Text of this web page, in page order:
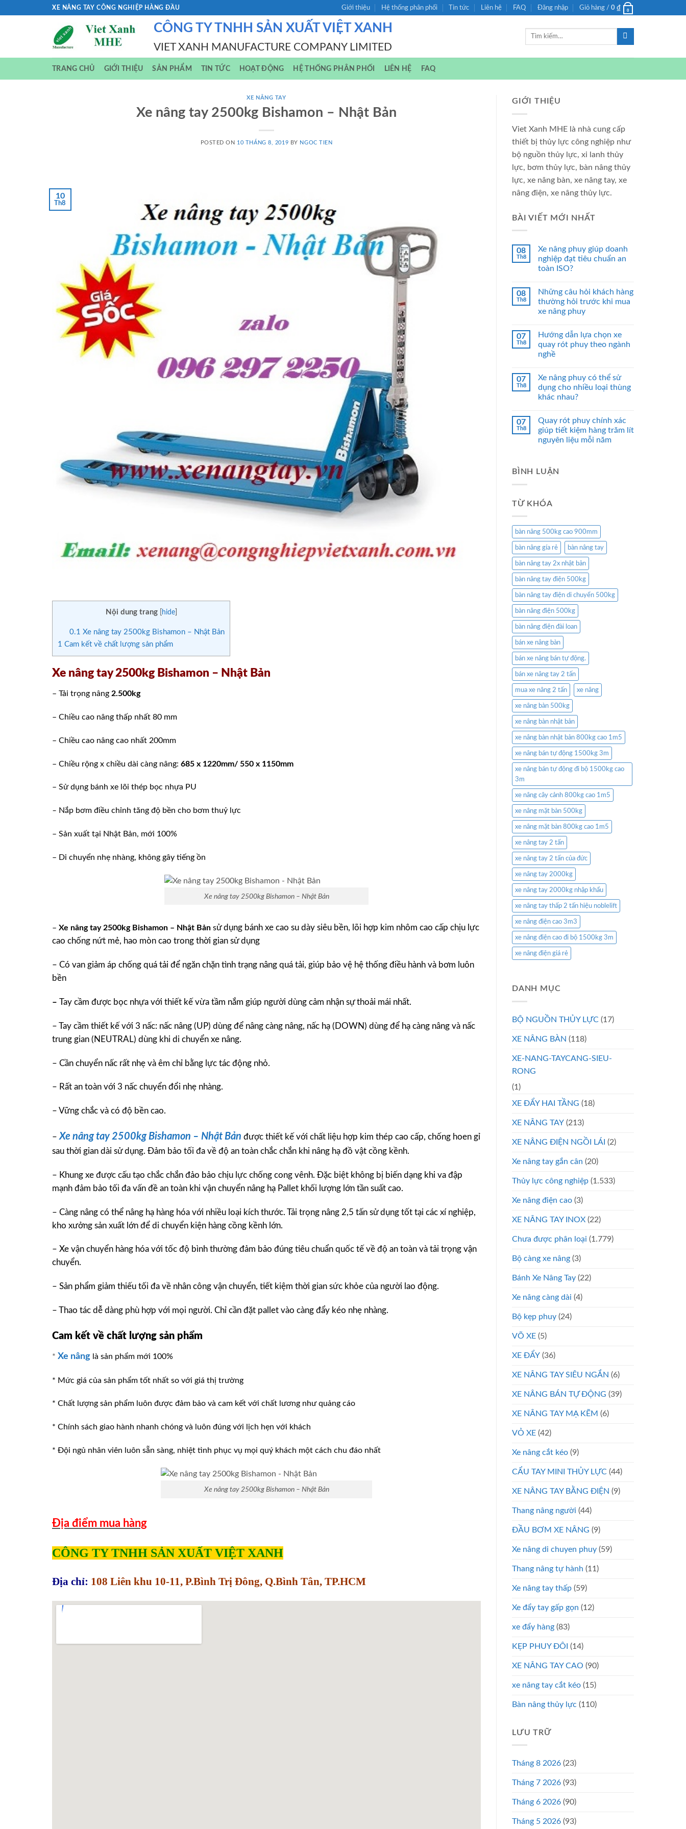
XE NÂNG TAY CÔNG NGHIỆP HÀNG ĐẦU Giới thiệu Hệ thống phân phối Tin tức Liên hệ FAQ Đăng nhập Giỏ hàng / 0 ₫ 0
CÔNG TY TNHH SẢN XUẤT VIỆT XANH
VIET XANH MANUFACTURE COMPANY LIMITED
Tìm
TRANG CHỦ GIỚI THIỆU SẢN PHẨM TIN TỨC HOẠT ĐỘNG HỆ THỐNG PHÂN PHỐI LIÊN HỆ FAQ
XE NÂNG TAY
Xe nâng tay 2500kg Bishamon – Nhật Bản
POSTED ON 10 THÁNG 8, 2019 BY NGOC TIEN
10
Th8
Nội dung trang hide]
0.1 Xe nâng tay 2500kg Bishamon – Nhật Bản
1 Cam kết về chất lượng sản phẩm
Xe nâng tay 2500kg Bishamon – Nhật Bản
– Tải trọng nâng 2.500kg
– Chiều cao nâng thấp nhất 80 mm
– Chiều cao nâng cao nhất 200mm
– Chiều rộng x chiều dài càng nâng: 685 x 1220mm/ 550 x 1150mm
– Sử dụng bánh xe lõi thép bọc nhựa PU
– Nắp bơm điều chỉnh tăng độ bền cho bơm thuỷ lực
– Sản xuất tại Nhật Bản, mới 100%
– Di chuyển nhẹ nhàng, không gây tiếng ồn
Xe nâng tay 2500kg Bishamon – Nhật Bản
– Xe nâng tay 2500kg Bishamon – Nhật Bản sử dụng bánh xe cao su dày siêu bền, lõi hợp kim nhôm cao cấp chịu lực
cao chống nứt mẻ, hao mòn cao trong thời gian sử dụng
– Có van giảm áp chống quá tải để ngăn chặn tình trạng nâng quá tải, giúp bảo vệ hệ thống điều hành và bơm luôn
bền
– Tay cầm được bọc nhựa với thiết kế vừa tầm nắm giúp người dùng cảm nhận sự thoải mái nhất.
– Tay cầm thiết kế với 3 nấc: nấc nâng (UP) dùng để nâng càng nâng, nấc hạ (DOWN) dùng để hạ càng nâng và nấc
trung gian (NEUTRAL) dùng khi di chuyển xe nâng.
– Cần chuyển nấc rất nhẹ và êm chỉ bằng lực tác động nhỏ.
– Rất an toàn với 3 nấc chuyển đổi nhẹ nhàng.
– Vững chắc và có độ bền cao.
– Xe nâng tay 2500kg Bishamon – Nhật Bản được thiết kế với chất liệu hợp kim thép cao cấp, chống hoen gỉ
sau thời gian dài sử dụng. Đảm bảo tối đa về độ an toàn chắc chắn khi nâng hạ đồ vật cồng kềnh.
– Khung xe được cấu tạo chắc chắn đảo bảo chịu lực chống cong vênh. Đặc biệt không bị biến dạng khi va đập
mạnh đảm bảo tối đa vấn đề an toàn khi vận chuyển nâng hạ Pallet khối lượng lớn tần suất cao.
– Càng nâng có thể nâng hạ hàng hóa với nhiều loại kích thước. Tải trọng nâng 2,5 tấn sử dụng tốt tại các xí nghiệp,
kho xưởng sản xuất lớn để di chuyển kiện hàng cồng kềnh lớn.
– Xe vận chuyển hàng hóa với tốc độ bình thường đảm bảo đúng tiêu chuẩn quốc tế về độ an toàn và tải trọng vận
chuyển.
– Sản phẩm giảm thiếu tối đa về nhân công vận chuyển, tiết kiệm thời gian sức khỏe của người lao động.
– Thao tác dễ dàng phù hợp với mọi người. Chỉ cần đặt pallet vào càng đẩy kéo nhẹ nhàng.
Cam kết về chất lượng sản phẩm
* Xe nâng là sản phẩm mới 100%
* Mức giá của sản phẩm tốt nhất so với giá thị trường
* Chất lượng sản phẩm luôn được đảm bảo và cam kết với chất lương như quảng cáo
* Chính sách giao hành nhanh chóng và luôn đúng với lịch hẹn với khách
* Đội ngủ nhân viên luôn sẵn sàng, nhiệt tình phục vụ mọi quý khách một cách chu đáo nhất
Xe nâng tay 2500kg Bishamon – Nhật Bản
Địa điểm mua hàng
CÔNG TY TNHH SẢN XUẤT VIỆT XANH
Địa chỉ: 108 Liên khu 10-11, P.Bình Trị Đông, Q.Bình Tân, TP.HCM
GIỚI THIỆU
Viet Xanh MHE là nhà cung cấp
thiết bị thủy lực công nghiệp như
bộ nguồn thủy lực, xi lanh thủy
lực, bơm thủy lực, bàn nâng thủy
lực, xe nâng bàn, xe nâng tay, xe
nâng điện, xe nâng thủy lực.
BÀI VIẾT MỚI NHẤT
08
Th8
Xe nâng phuy giúp doanh
nghiệp đạt tiêu chuẩn an
toàn ISO?
08
Th8
Những câu hỏi khách hàng
thường hỏi trước khi mua
xe nâng phuy
07
Th8
Hướng dẫn lựa chọn xe
quay rót phuy theo ngành
nghề
07
Th8
Xe nâng phuy có thể sử
dụng cho nhiều loại thùng
khác nhau?
07
Th8
Quay rót phuy chính xác
giúp tiết kiệm hàng trăm lít
nguyên liệu mỗi năm
BÌNH LUẬN
TỪ KHÓA
bàn nâng 500kg cao 900mm
bàn nâng gía rẻ bàn nâng tay
bàn nâng tay 2x nhật bản
bàn nâng tay điện 500kg
bàn nâng tay điện di chuyển 500kg
bàn nâng điện 500kg
bàn nâng điện đài loan
bán xe nâng bàn
bán xe nâng bán tự động.
bán xe nâng tay 2 tấn
mua xe nâng 2 tấn xe nâng
xe nâng bàn 500kg
xe nâng bàn nhật bản
xe nâng bàn nhật bản 800kg cao 1m5
xe nâng bán tự động 1500kg 3m
xe nâng bán tự động đi bộ 1500kg cao
3m
xe nâng cây cảnh 800kg cao 1m5
xe nâng mặt bàn 500kg
xe nâng mặt bàn 800kg cao 1m5
xe nâng tay 2 tấn
xe nâng tay 2 tấn của đức
xe nâng tay 2000kg
xe nâng tay 2000kg nhập khẩu
xe nâng tay thấp 2 tấn hiệu noblelift
xe nâng điện cao 3m3
xe nâng điện cao đi bộ 1500kg 3m
xe nâng điện giá rẻ
DANH MỤC
BỘ NGUỒN THỦY LỰC (17)
XE NÂNG BÀN (118)
XE-NANG-TAYCANG-SIEU-
RONG
(1)
XE ĐẨY HAI TẦNG (18)
XE NÂNG TAY (213)
XE NÂNG ĐIỆN NGỒI LÁI (2)
Xe nâng tay gắn cân (20)
Thủy lực công nghiệp (1.533)
Xe nâng điện cao (3)
XE NÂNG TAY INOX (22)
Chưa được phân loại (1.779)
Bộ càng xe nâng (3)
Bánh Xe Nâng Tay (22)
Xe nâng càng dài (4)
Bộ kẹp phuy (24)
VÕ XE (5)
XE ĐẨY (36)
XE NÂNG TAY SIÊU NGẮN (6)
XE NÂNG BÁN TỰ ĐỘNG (39)
XE NÂNG TAY MẠ KẼM (6)
VỎ XE (42)
Xe nâng cắt kéo (9)
CẨU TAY MINI THỦY LỰC (44)
XE NÂNG TAY BẰNG ĐIỆN (9)
Thang nâng người (44)
ĐẦU BƠM XE NÂNG (9)
Xe nâng di chuyen phuy (59)
Thang nâng tự hành (11)
Xe nâng tay thấp (59)
Xe đẩy tay gấp gọn (12)
xe đẩy hàng (83)
KẸP PHUY ĐÔI (14)
XE NÂNG TAY CAO (90)
xe nâng tay cắt kéo (15)
Bàn nâng thủy lực (110)
LƯU TRỮ
Tháng 8 2026 (23)
Tháng 7 2026 (93)
Tháng 6 2026 (90)
Tháng 5 2026 (93)